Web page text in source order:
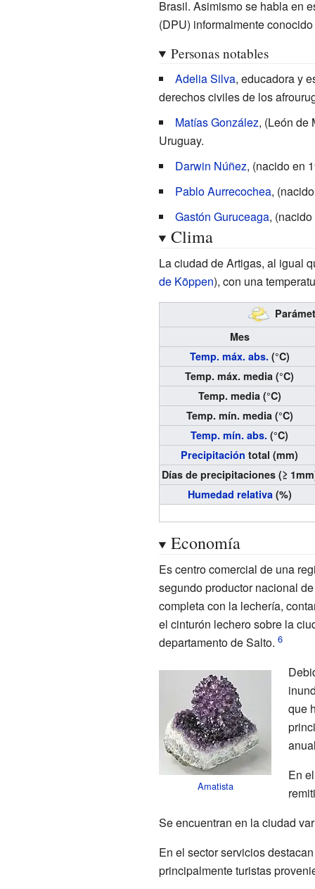
Brasil. Asimismo se habla en
(DPU) informalmente
Personas notables
Adelia Silva, educadora y
derechos civiles de los
Matías González, (León de
Uruguay.
Darwin Núñez, (nacido en
Pablo Aurrecochea,
Gastón Guruceaga,
Clima
La ciudad de Artigas, al igual
de Köppen), con una
Mes
Temp. máx. abs. (°C)
Temp. máx. media (°C)
Temp. media (°C)
Temp. mín. media (°C)
Temp. mín. abs. (°C)
Precipitación total (mm)
Días de precipitaciones (≥
Humedad relativa (%)
Economía
Es centro comercial de una
segundo productor nacional
completa con la lechería,
el cinturón lechero sobre la
departamento de Salto.
Amatista
que
En
Se encuentran en la ciudad
En el sector servicios
principalmente turistas